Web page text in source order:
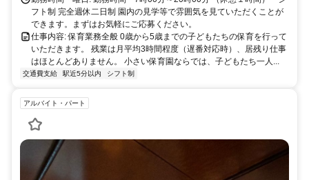
フト制 完全週休二日制 園内の見学等で雰囲気を見ていただくことが
できます。まずはお気軽にご応募ください。
仕事内容: 保育業務全般 0歳から5歳までの子どもたちの保育を行って
いただきます。 残業は月平均3時間程度（遅番対応時）、居残り仕事
はほとんどありません。 小さい保育園ならでは、子どもたち一人...
交通費支給 駅近5分以内 シフト制
アルバイト・パート